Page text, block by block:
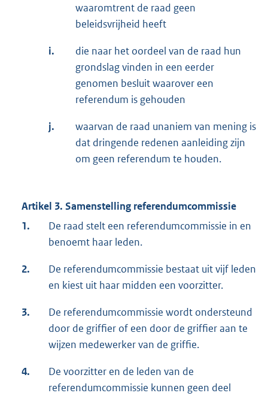
waaromtrent de raad geen
beleidsvrijheid heeft
i.
die naar het oordeel van de raad hun
grondslag vinden in een eerder
genomen besluit waarover een
referendum is gehouden
j.
waarvan de raad unaniem van mening is
dat dringende redenen aanleiding zijn
om geen referendum te houden.
Artikel 3. Samenstelling referendumcommissie
1.
De raad stelt een referendumcommissie in en
benoemt haar leden.
2.
De referendumcommissie bestaat uit vijf leden
en kiest uit haar midden een voorzitter.
3.
De referendumcommissie wordt ondersteund
door de griffier of een door de griffier aan te
wijzen medewerker van de griffie.
4.
De voorzitter en de leden van de
referendumcommissie kunnen geen deel